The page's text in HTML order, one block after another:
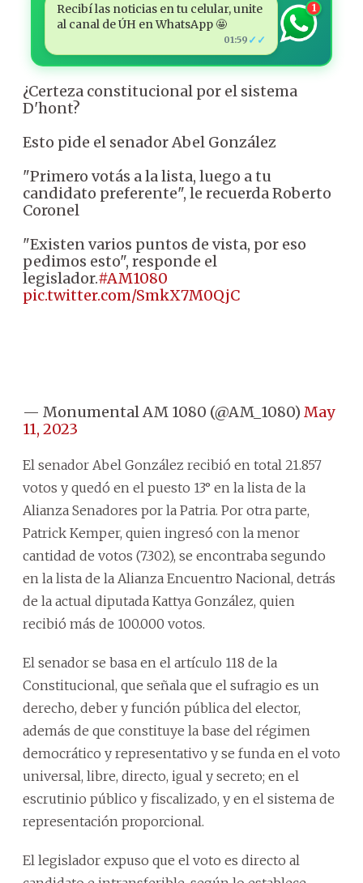
Recibí las noticias en tu celular, unite
al canal de ÚH en WhatsApp 🤩
01:59 ✓✓
1
¿Certeza constitucional por el sistema
D'hont?
Esto pide el senador Abel González
"Primero votás a la lista, luego a tu
candidato preferente", le recuerda Roberto
Coronel
"Existen varios puntos de vista, por eso
pedimos esto", responde el
legislador.#AM1080
pic.twitter.com/SmkX7M0QjC
— Monumental AM 1080 (@AM_1080) May
11, 2023
El senador Abel González recibió en total 21.857
votos y quedó en el puesto 13° en la lista de la
Alianza Senadores por la Patria. Por otra parte,
Patrick Kemper, quien ingresó con la menor
cantidad de votos (7.302), se encontraba segundo
en la lista de la Alianza Encuentro Nacional, detrás
de la actual diputada Kattya González, quien
recibió más de 100.000 votos.
El senador se basa en el artículo 118 de la
Constitucional, que señala que el sufragio es un
derecho, deber y función pública del elector,
además de que constituye la base del régimen
democrático y representativo y se funda en el voto
universal, libre, directo, igual y secreto; en el
escrutinio público y fiscalizado, y en el sistema de
representación proporcional.
El legislador expuso que el voto es directo al